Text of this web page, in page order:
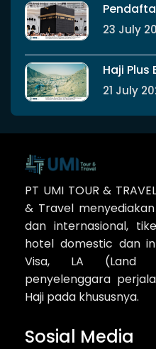
Berapa
Rincian
UMI
23 July
Haji Plus
Rincian
2026,
Melalui
21 July
PT UMI TOUR &
& Travel
dan internasional,
hotel domestic dan
Visa, LA (Land
penyelenggara
Haji pada khususnya.
Sosial Media